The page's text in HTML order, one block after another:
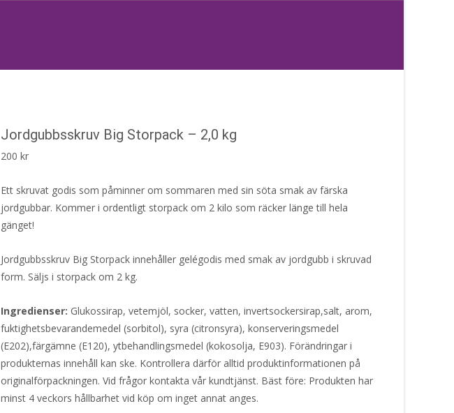
Jordgubbsskruv Big Storpack – 2,0 kg
200 kr
Ett skruvat godis som påminner om sommaren med sin söta smak av färska
jordgubbar. Kommer i ordentligt storpack om 2 kilo som räcker länge till hela
gänget!
Jordgubbsskruv Big Storpack innehåller gelégodis med smak av jordgubb i skruvad
form. Säljs i storpack om 2 kg.
Ingredienser: Glukossirap, vetemjöl, socker, vatten, invertsockersirap,salt, arom,
fuktighetsbevarandemedel (sorbitol), syra (citronsyra), konserveringsmedel
(E202),färgämne (E120), ytbehandlingsmedel (kokosolja, E903). Förändringar i
produkternas innehåll kan ske. Kontrollera därför alltid produktinformationen på
originalförpackningen. Vid frågor kontakta vår kundtjänst. Bäst före: Produkten har
minst 4 veckors hållbarhet vid köp om inget annat anges.